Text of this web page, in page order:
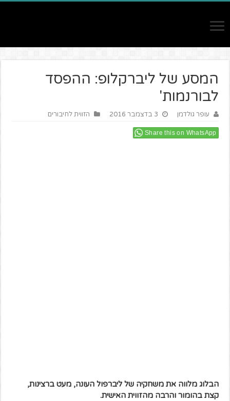
המסע של ליברקלופ: ההפסד
לבורנמות'
עופר גולדמן 3 בדצמבר 2016 הזווית לחיבורים
Share this on WhatsApp
הבלוג מלווה את משחקיה של ליברפול העונה, מעט ברצינות,
קצת בהומור והרבה מהזווית האישית.